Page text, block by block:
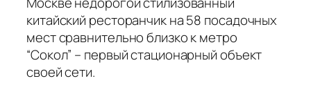
китайский ресторанчик на 58 посадочных
мест сравнительно близко к метро
“Сокол” – первый стационарный объект
своей сети.